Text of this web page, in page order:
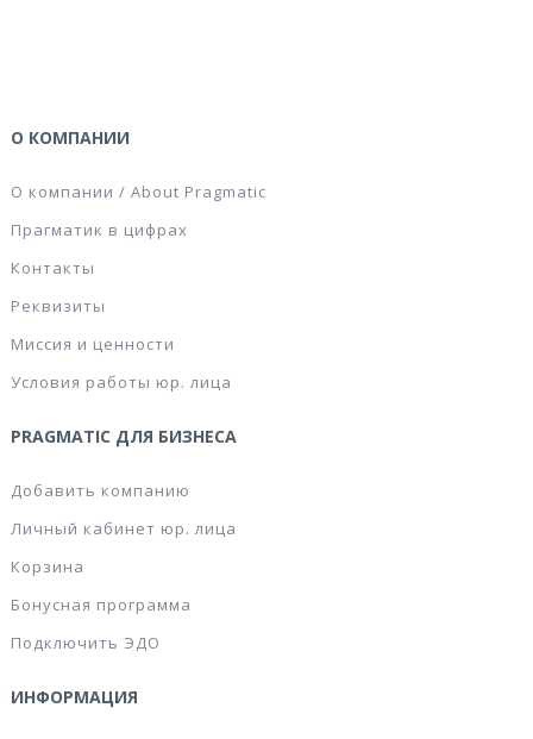
О КОМПАНИИ
О компании / About Pragmatic
Прагматик в цифрах
Контакты
Реквизиты
Миссия и ценности
Условия работы юр. лица
PRAGMATIC ДЛЯ БИЗНЕСА
Добавить компанию
Личный кабинет юр. лица
Корзина
Бонусная программа
Подключить ЭДО
ИНФОРМАЦИЯ